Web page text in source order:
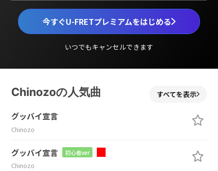
今すぐU-FRETプレミアムをはじめる
いつでもキャンセルできます
Chinozoの人気曲 すべてを表示
グッバイ宣言
Chinozo
グッバイ宣言 初心者ver
Chinozo